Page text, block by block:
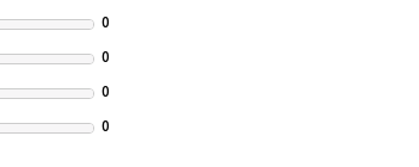
0
0
0
0